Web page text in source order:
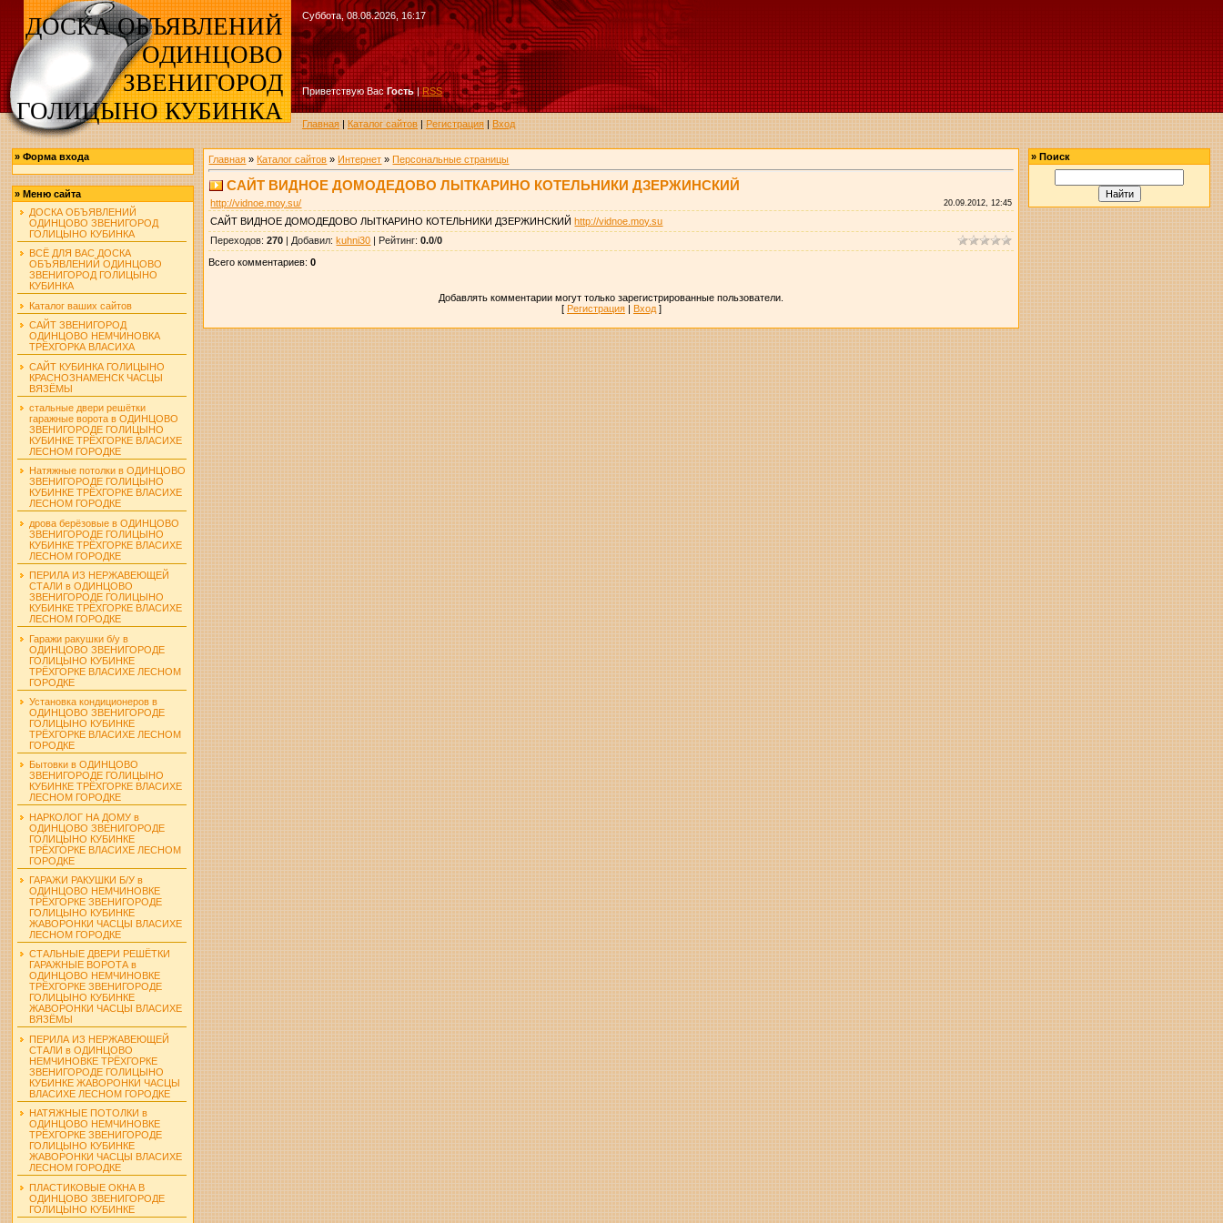
ДОСКА ОБЪЯВЛЕНИЙ
ОДИНЦОВО
ЗВЕНИГОРОД
ГОЛИЦЫНО КУБИНКА
Суббота, 08.08.2026, 16:17
Приветствую Вас Гость|RSS
Главная|Каталог сайтов|Регистрация|Вход
»Форма входа
»Меню сайта
ДОСКА ОБЪЯВЛЕНИЙ
ОДИНЦОВО ЗВЕНИГОРОД
ГОЛИЦЫНО КУБИНКА
ВСЁ ДЛЯ ВАС ДОСКА
ОБЪЯВЛЕНИЙ ОДИНЦОВО
ЗВЕНИГОРОД ГОЛИЦЫНО
КУБИНКА
Каталог ваших сайтов
САЙТ ЗВЕНИГОРОД
ОДИНЦОВО НЕМЧИНОВКА
ТРЁХГОРКА ВЛАСИХА
САЙТ КУБИНКА ГОЛИЦЫНО
КРАСНОЗНАМЕНСК ЧАСЦЫ
ВЯЗЁМЫ
стальные двери решётки
гаражные ворота в ОДИНЦОВО
ЗВЕНИГОРОДЕ ГОЛИЦЫНО
КУБИНКЕ ТРЁХГОРКЕ ВЛАСИХЕ
ЛЕСНОМ ГОРОДКЕ
Натяжные потолки в ОДИНЦОВО
ЗВЕНИГОРОДЕ ГОЛИЦЫНО
КУБИНКЕ ТРЁХГОРКЕ ВЛАСИХЕ
ЛЕСНОМ ГОРОДКЕ
дрова берёзовые в ОДИНЦОВО
ЗВЕНИГОРОДЕ ГОЛИЦЫНО
КУБИНКЕ ТРЁХГОРКЕ ВЛАСИХЕ
ЛЕСНОМ ГОРОДКЕ
ПЕРИЛА ИЗ НЕРЖАВЕЮЩЕЙ
СТАЛИ в ОДИНЦОВО
ЗВЕНИГОРОДЕ ГОЛИЦЫНО
КУБИНКЕ ТРЁХГОРКЕ ВЛАСИХЕ
ЛЕСНОМ ГОРОДКЕ
Гаражи ракушки б/у в
ОДИНЦОВО ЗВЕНИГОРОДЕ
ГОЛИЦЫНО КУБИНКЕ
ТРЁХГОРКЕ ВЛАСИХЕ ЛЕСНОМ
ГОРОДКЕ
Установка кондиционеров в
ОДИНЦОВО ЗВЕНИГОРОДЕ
ГОЛИЦЫНО КУБИНКЕ
ТРЁХГОРКЕ ВЛАСИХЕ ЛЕСНОМ
ГОРОДКЕ
Бытовки в ОДИНЦОВО
ЗВЕНИГОРОДЕ ГОЛИЦЫНО
КУБИНКЕ ТРЁХГОРКЕ ВЛАСИХЕ
ЛЕСНОМ ГОРОДКЕ
НАРКОЛОГ НА ДОМУ в
ОДИНЦОВО ЗВЕНИГОРОДЕ
ГОЛИЦЫНО КУБИНКЕ
ТРЁХГОРКЕ ВЛАСИХЕ ЛЕСНОМ
ГОРОДКЕ
ГАРАЖИ РАКУШКИ Б/У в
ОДИНЦОВО НЕМЧИНОВКЕ
ТРЁХГОРКЕ ЗВЕНИГОРОДЕ
ГОЛИЦЫНО КУБИНКЕ
ЖАВОРОНКИ ЧАСЦЫ ВЛАСИХЕ
ЛЕСНОМ ГОРОДКЕ
СТАЛЬНЫЕ ДВЕРИ РЕШЁТКИ
ГАРАЖНЫЕ ВОРОТА в
ОДИНЦОВО НЕМЧИНОВКЕ
ТРЁХГОРКЕ ЗВЕНИГОРОДЕ
ГОЛИЦЫНО КУБИНКЕ
ЖАВОРОНКИ ЧАСЦЫ ВЛАСИХЕ
ВЯЗЁМЫ
ПЕРИЛА ИЗ НЕРЖАВЕЮЩЕЙ
СТАЛИ в ОДИНЦОВО
НЕМЧИНОВКЕ ТРЁХГОРКЕ
ЗВЕНИГОРОДЕ ГОЛИЦЫНО
КУБИНКЕ ЖАВОРОНКИ ЧАСЦЫ
ВЛАСИХЕ ЛЕСНОМ ГОРОДКЕ
НАТЯЖНЫЕ ПОТОЛКИ в
ОДИНЦОВО НЕМЧИНОВКЕ
ТРЁХГОРКЕ ЗВЕНИГОРОДЕ
ГОЛИЦЫНО КУБИНКЕ
ЖАВОРОНКИ ЧАСЦЫ ВЛАСИХЕ
ЛЕСНОМ ГОРОДКЕ
ПЛАСТИКОВЫЕ ОКНА В
ОДИНЦОВО ЗВЕНИГОРОДЕ
ГОЛИЦЫНО КУБИНКЕ
Главная » Каталог сайтов » Интернет »Персональные страницы
САЙТ ВИДНОЕ ДОМОДЕДОВО ЛЫТКАРИНО КОТЕЛЬНИКИ ДЗЕРЖИНСКИЙ
http://vidnoe.moy.su/ 20.09.2012, 12:45
САЙТ ВИДНОЕ ДОМОДЕДОВО ЛЫТКАРИНО КОТЕЛЬНИКИ ДЗЕРЖИНСКИЙhttp://vidnoe.moy.su
Переходов:270 | Добавил:kuhni30 | Рейтинг:0.0/0
Всего комментариев:0
Добавлять комментарии могут только зарегистрированные пользователи.
[ Регистрация| Вход]
»Поиск